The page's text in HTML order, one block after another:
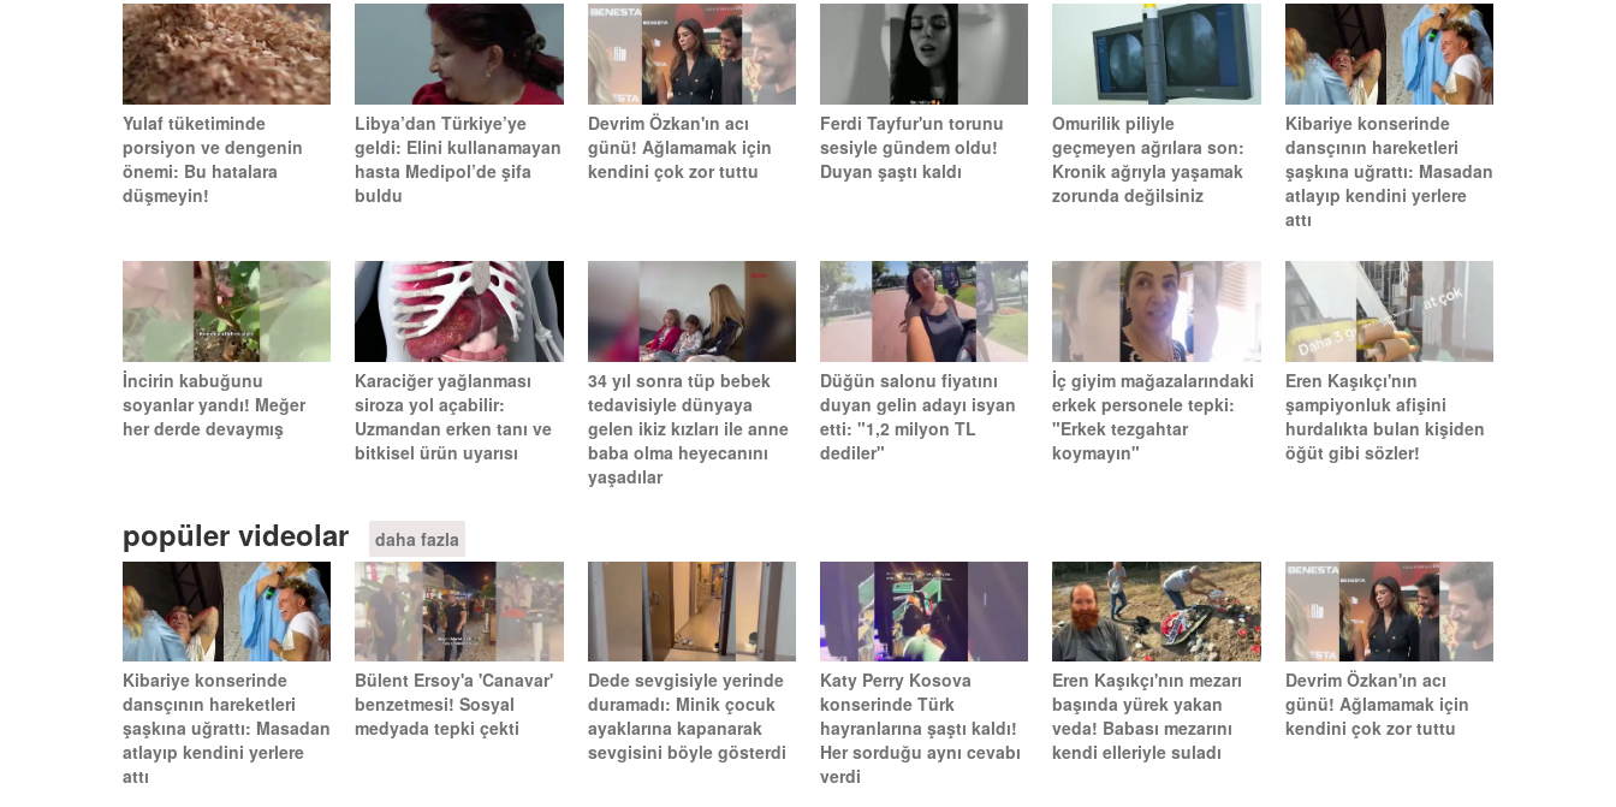
Yulaf tüketiminde
porsiyon ve dengenin
önemi: Bu hatalara
düşmeyin!
Libya’dan Türkiye’ye
geldi: Elini kullanamayan
hasta Medipol’de şifa
buldu
Devrim Özkan'ın acı
günü! Ağlamamak için
kendini çok zor tuttu
Ferdi Tayfur'un torunu
sesiyle gündem oldu!
Duyan şaştı kaldı
Omurilik piliyle
geçmeyen ağrılara son:
Kronik ağrıyla yaşamak
zorunda değilsiniz
Kibariye konserinde
dansçının hareketleri
şaşkına uğrattı: Masadan
atlayıp kendini yerlere
attı
İncirin kabuğunu
soyanlar yandı! Meğer
her derde devaymış
Karaciğer yağlanması
siroza yol açabilir:
Uzmandan erken tanı ve
bitkisel ürün uyarısı
34 yıl sonra tüp bebek
tedavisiyle dünyaya
gelen ikiz kızları ile anne
baba olma heyecanını
yaşadılar
Düğün salonu fiyatını
duyan gelin adayı isyan
etti: "1,2 milyon TL
dediler"
İç giyim mağazalarındaki
erkek personele tepki:
"Erkek tezgahtar
koymayın"
Eren Kaşıkçı'nın
şampiyonluk afişini
hurdalıkta bulan kişiden
öğüt gibi sözler!
popüler videolar daha fazla
Kibariye konserinde
dansçının hareketleri
şaşkına uğrattı: Masadan
atlayıp kendini yerlere
attı
Bülent Ersoy'a 'Canavar'
benzetmesi! Sosyal
medyada tepki çekti
Dede sevgisiyle yerinde
duramadı: Minik çocuk
ayaklarına kapanarak
sevgisini böyle gösterdi
Katy Perry Kosova
konserinde Türk
hayranlarına şaştı kaldı!
Her sorduğu aynı cevabı
verdi
Eren Kaşıkçı'nın mezarı
başında yürek yakan
veda! Babası mezarını
kendi elleriyle suladı
Devrim Özkan'ın acı
günü! Ağlamamak için
kendini çok zor tuttu